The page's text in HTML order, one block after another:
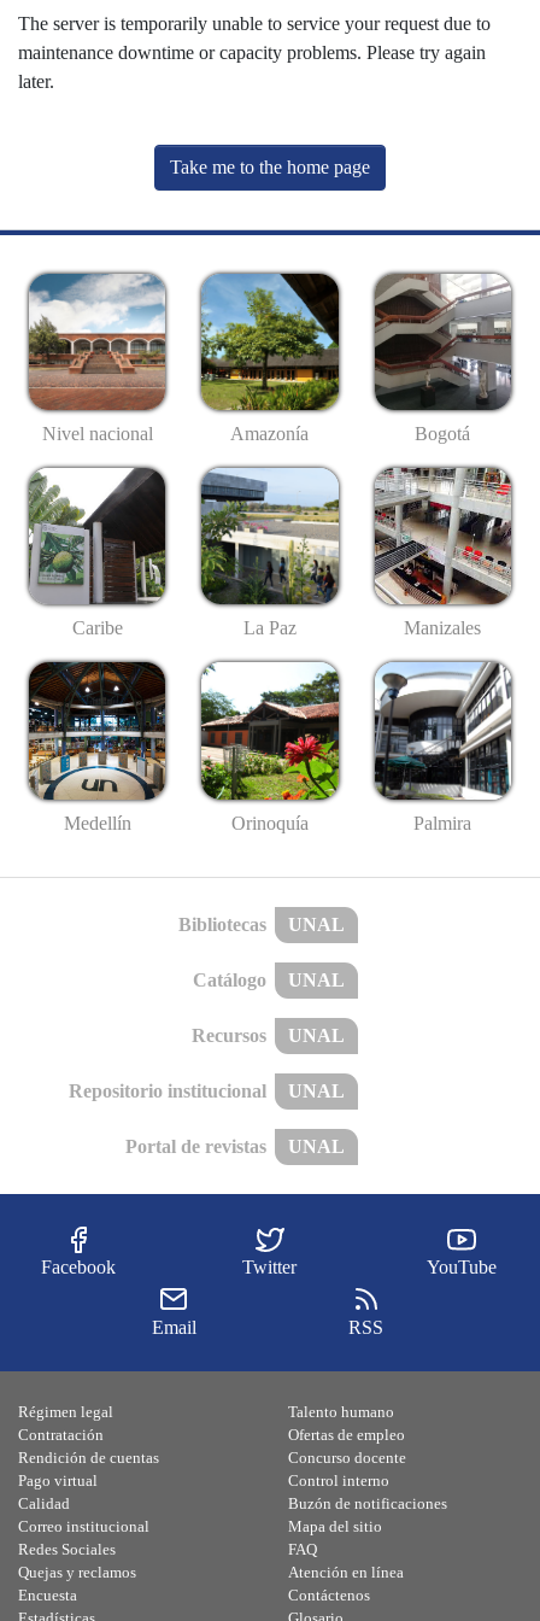
The server is temporarily unable to service your request due to
maintenance downtime or capacity problems. Please try again
later.
Take me to the home page
Nivel nacional Amazonía Bogotá
Caribe La Paz Manizales
Medellín Orinoquía Palmira
Bibliotecas UNAL
Catálogo UNAL
Recursos UNAL
Repositorio institucional UNAL
Portal de revistas UNAL
Facebook Twitter YouTube
Email RSS
Régimen legal
Contratación
Rendición de cuentas
Pago virtual
Calidad
Talento humano
Ofertas de empleo
Concurso docente
Control interno
Buzón de notificaciones
Correo institucional
Redes Sociales
Quejas y reclamos
Encuesta
Mapa del sitio
FAQ
Atención en línea
Contáctenos